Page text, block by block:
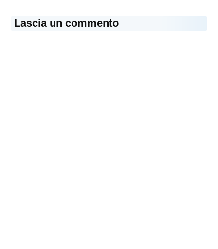
Lascia un commento